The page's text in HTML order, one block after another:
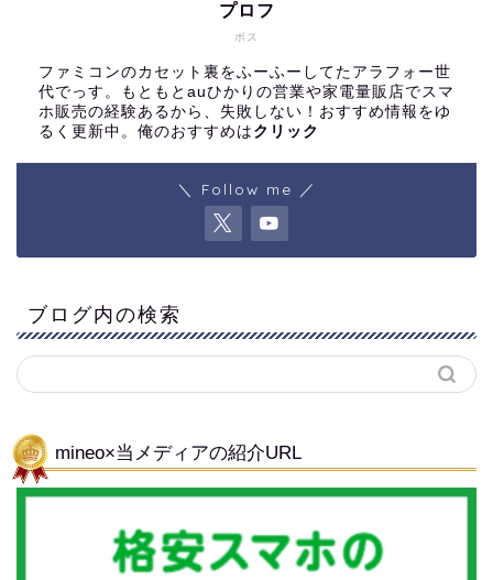
ボス
プロフ
ファミコンのカセット裏をふーふーしてたアラフォー世
代でっす。もともとauひかりの営業や家電量販店でスマ
ホ販売の経験あるから、失敗しない！おすすめ情報をゆ
るく更新中。俺のおすすめは クリック
＼ Follow me ／
ブログ内の検索
mineo×当メディアの紹介URL